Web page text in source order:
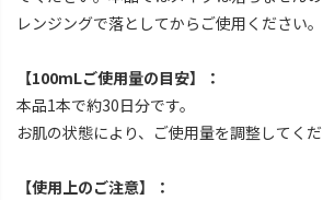
レンジングで落としてからご使用ください。
【100mLご使用量の目安】：
本品1本で約30日分です。
お肌の状態により、ご使用量を調整してくだ
【使用上のご注意】：